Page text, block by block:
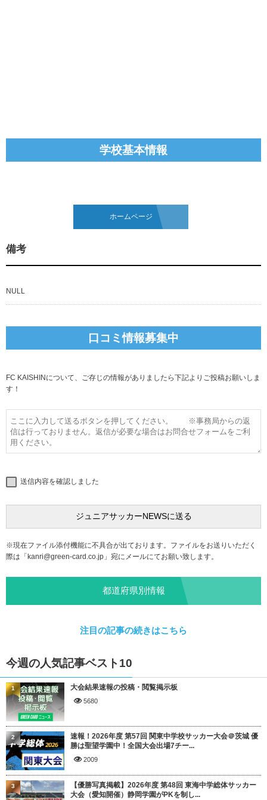
学校基本情報
ホームページ
備考
NULL
口コミ情報募集中
FC KAISHINについて、ご存じの情報がありましたら下記よりご投稿お願いしま
す！
送信内容を確認しました
※現在ファイル添付機能に不具合が出ております。ファイルをお送りいただく
際は「 kanri@green-card.co.jp 」宛にメールにてお願い致します。
都道府県別情報
注目の記事の続きはこちら
今週の人気記事ベスト10
大会結果速報の投稿・閲覧掲示板
5680
1
速報！2026年度 第57回 関東中学校サッカー大会＠茨城 優
勝は聖望学園中！全国大会出場7チー...
2009
2
【優勝写真掲載】2026年度 第48回 東海中学総体サッカー
大会（愛知開催）静岡学園がPKを制し...
3